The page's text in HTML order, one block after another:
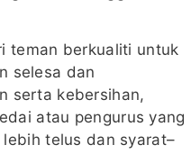
teman berkualiti untuk
selesa dan
serta kebersihan,
atau pengurus yang
telus dan syarat–